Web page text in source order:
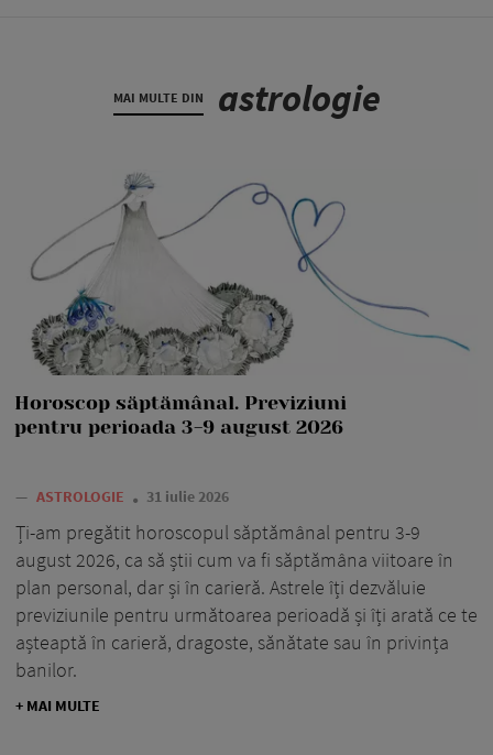
MAI MULTE DIN astrologie
Horoscop săptămânal. Previziuni
pentru perioada 3-9 august 2026
— ASTROLOGIE 31 iulie 2026
Ți-am pregătit horoscopul săptămânal pentru 3-9
august 2026, ca să știi cum va fi săptămâna viitoare în
plan personal, dar și în carieră. Astrele îți dezvăluie
previziunile pentru următoarea perioadă și îți arată ce te
așteaptă în carieră, dragoste, sănătate sau în privința
banilor.
+ MAI MULTE